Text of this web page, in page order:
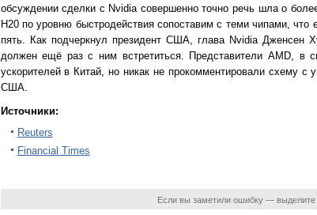
обсуждении сделки с Nvidia совершенно точно речь шла о
H20 по уровню быстродействия сопоставим с теми чипами,
пять. Как подчеркнул президент США, глава Nvidia Дженсен
должен ещё раз с ним встретиться. Представители AMD, в
ускорителей в Китай, но никак не прокомментировали схему
США.
Источники:
Reuters
Financial Times
Если вы заметили ошибку —